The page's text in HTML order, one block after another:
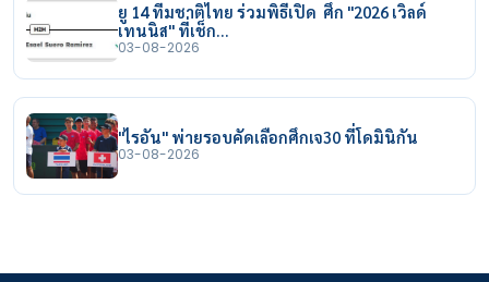
ยู 14 ทีมชาติไทย ร่วมพิธีเปิด ศึก "2026 เวิลด์
เทนนิส" ที่เช็ก…
03-08-2026
"ไรอัน" พ่ายรอบคัดเลือกศึกเจ30 ที่โดมินิกัน
03-08-2026